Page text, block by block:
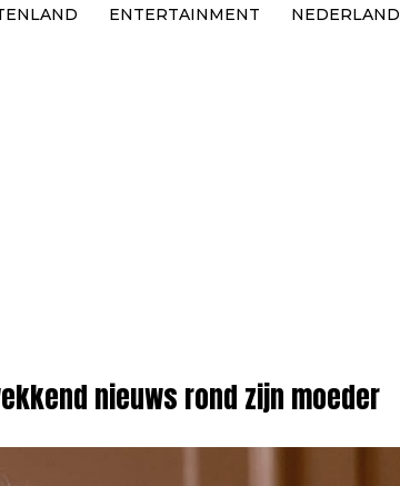
ENTERTAINMENT NEDERLAND
nieuws rond zijn moeder